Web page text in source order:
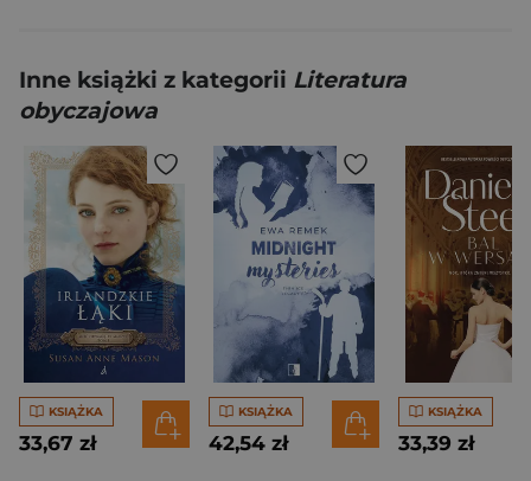
Inne książki z kategorii Literatura
obyczajowa
KSIĄŻKA
33,67 zł
KSIĄŻKA
42,54 zł
KSIĄŻKA
33,39 zł